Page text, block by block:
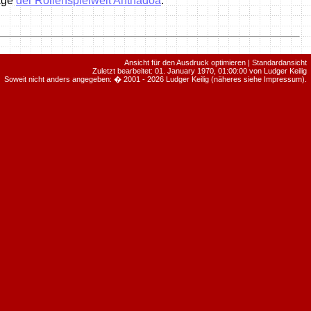
Ansicht für den Ausdruck optimieren |Standardansicht
Zuletzt bearbeitet: 01. January 1970, 01:00:00 vonLudger Keilig
Soweit nicht anders angegeben: � 2001 - 2026 Ludger Keilig (näheres siehe Impressum).